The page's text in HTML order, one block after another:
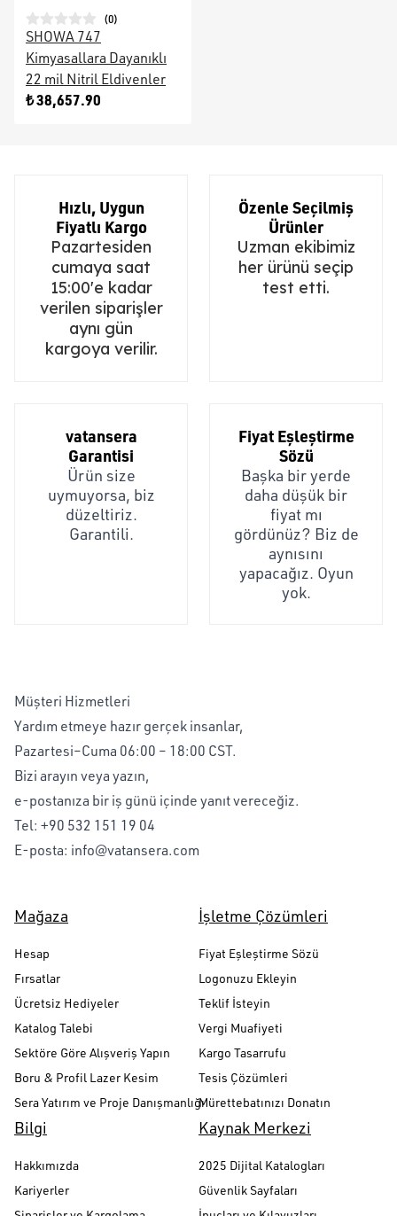
(0)
SHOWA 747
Kimyasallara Dayanıklı
22 mil Nitril Eldivenler
₺ 38,657.90
Hızlı, Uygun
Fiyatlı Kargo
Pazartesiden
cumaya saat
15:00'e kadar
verilen siparişler
aynı gün
kargoya verilir.
Özenle Seçilmiş
Ürünler
Uzman ekibimiz
her ürünü seçip
test etti.
vatansera
Garantisi
Ürün size
uymuyorsa, biz
düzeltiriz.
Garantili.
Fiyat Eşleştirme
Sözü
Başka bir yerde
daha düşük bir
fiyat mı
gördünüz? Biz de
aynısını
yapacağız. Oyun
yok.
Müşteri Hizmetleri
Yardım etmeye hazır gerçek insanlar,
Pazartesi–Cuma 06:00 – 18:00 CST.
Bizi arayın veya yazın,
e-postanıza bir iş günü içinde yanıt vereceğiz.
Tel: +90 532 151 19 04
E-posta: info@vatansera.com
Mağaza
Hesap
Fırsatlar
Ücretsiz Hediyeler
Katalog Talebi
Sektöre Göre Alışveriş Yapın
Boru & Profil Lazer Kesim
Sera Yatırım ve Proje Danışmanlığı
İşletme Çözümleri
Fiyat Eşleştirme Sözü
Logonuzu Ekleyin
Teklif İsteyin
Vergi Muafiyeti
Kargo Tasarrufu
Tesis Çözümleri
Mürettebatınızı Donatın
Bilgi
Hakkımızda
Kariyerler
Kaynak Merkezi
2025 Dijital Katalogları
Güvenlik Sayfaları